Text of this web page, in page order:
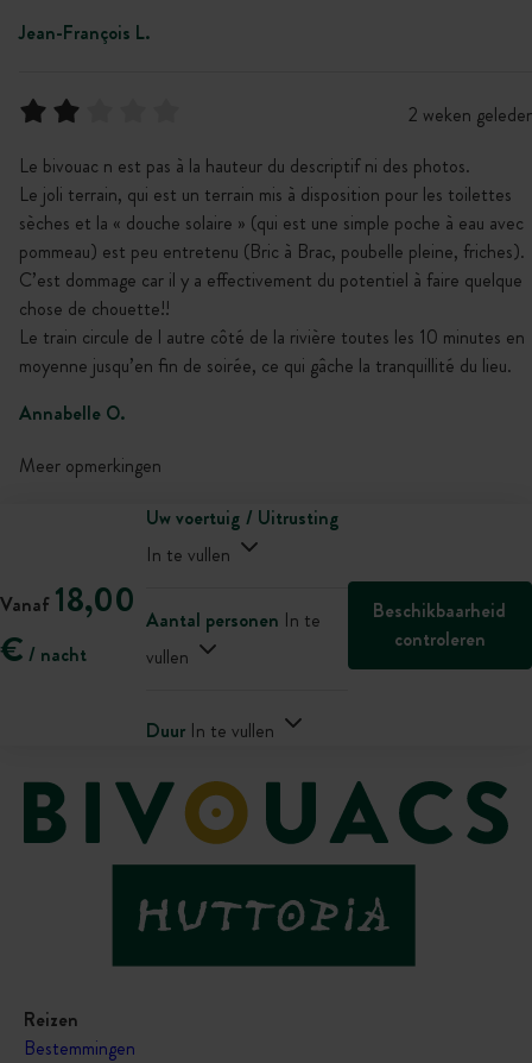
Jean-François L.
2 weken
Le bivouac n est pas à la hauteur du descriptif ni des photos.
Le joli terrain, qui est un terrain mis à disposition pour les toilettes
sèches et la « douche solaire » (qui est une simple poche à eau avec
pommeau) est peu entretenu (Bric à Brac, poubelle pleine, friches).
C’est dommage car il y a effectivement du potentiel à faire quelque
chose de chouette!!
Le train circule de l autre côté de la rivière toutes les 10 minutes en
moyenne jusqu’en fin de soirée, ce qui gâche la tranquillité du lieu.
Annabelle O.
Meer opmerkingen
Vanaf 18,00
€ / nacht
Uw voertuig / Uitrusting
In te vullen
Aantal personen In te
vullen
Duur In te vullen
Beschikbaarheid
controleren
Reizen
Bestemmingen